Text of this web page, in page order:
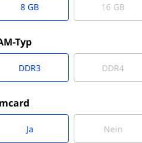
8 GB 16 GB
Typ
DDR3 DDR4
Ja Nein